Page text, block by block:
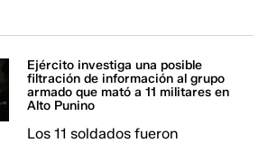
Ejército investiga una posible
filtración de información al grupo
armado que mató a 11 militares en
Alto Punino
Los 11 soldados fueron